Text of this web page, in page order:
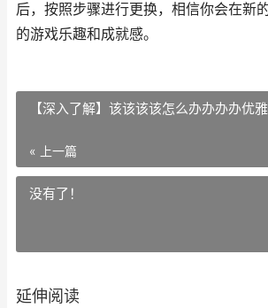
后，按照步骤进行更换，相信你会在新
的游戏乐趣和成就感。
【深入了解】该该该该怎么办办办办优
« 上一篇
没有了！
延伸阅读